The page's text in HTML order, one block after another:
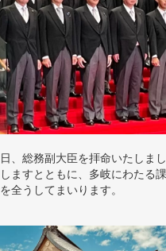
、総務副大臣を拝命いたしま
ますとともに、多岐にわたる
全うしてまいります。